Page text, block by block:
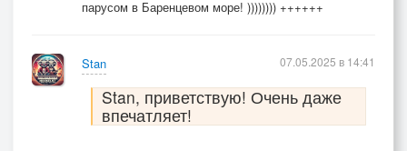
«Сэйлим!», «Сэйлим!», «Сэйлим!»….
Вперёд! Вперёд!
Ветром вперёд!
Сэйлим, сэйлим!
парусом в Баренцевом море! )))))))) ++++++
Stan
Stan, приветствую! Очень даже
впечатляет!
07.05.2025 в 14:41